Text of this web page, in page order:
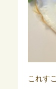
これす